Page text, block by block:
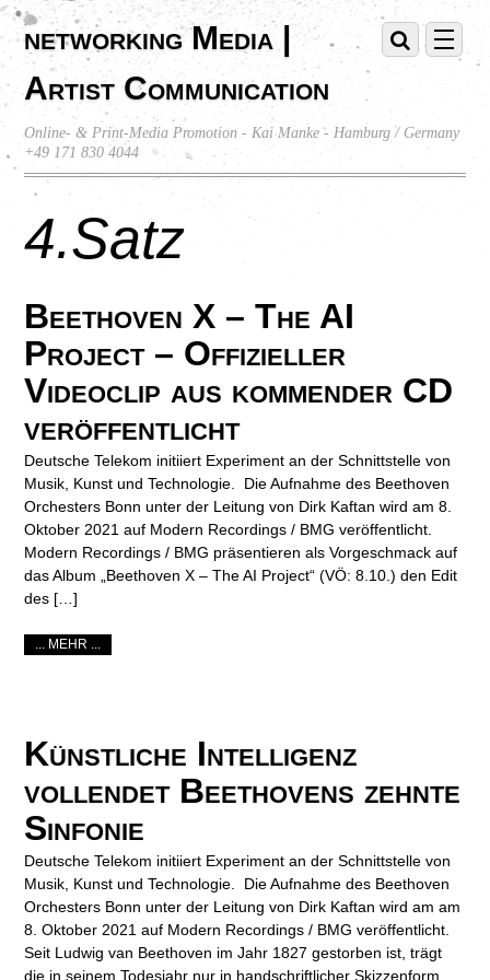
networking Media |
Artist Communication
Online- & Print-Media Promotion - Kai Manke - Hamburg / Germany
+49 171 830 4044
4.Satz
Beethoven X – The AI
Project – Offizieller
Videoclip aus kommender CD
veröffentlicht
Deutsche Telekom initiiert Experiment an der Schnittstelle von
Musik, Kunst und Technologie. Die Aufnahme des Beethoven
Orchesters Bonn unter der Leitung von Dirk Kaftan wird am 8.
Oktober 2021 auf Modern Recordings / BMG veröffentlicht.
Modern Recordings / BMG präsentieren als Vorgeschmack auf
das Album „Beethoven X – The AI Project“ (VÖ: 8.10.) den Edit
des […]
... MEHR ...
Künstliche Intelligenz
vollendet Beethovens zehnte
Sinfonie
Deutsche Telekom initiiert Experiment an der Schnittstelle von
Musik, Kunst und Technologie. Die Aufnahme des Beethoven
Orchesters Bonn unter der Leitung von Dirk Kaftan wird am am
8. Oktober 2021 auf Modern Recordings / BMG veröffentlicht.
Seit Ludwig van Beethoven im Jahr 1827 gestorben ist, trägt
die in seinem Todesjahr nur in handschriftlicher Skizzenform